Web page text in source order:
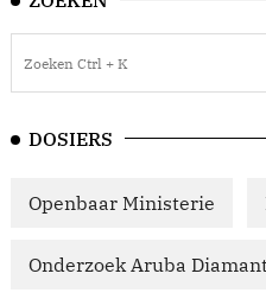
DOSIERS
Openbaar Ministerie
Onderzoek Aruba